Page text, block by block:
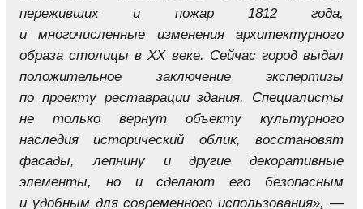
переживших и пожар 1812 года,
и многочисленные изменения архитектурного
образа столицы в ХХ веке. Сейчас город выдал
положительное заключение экспертизы
по проекту реставрации здания. Специалисты
не только вернут объекту культурного
наследия исторический облик, восстановят
фасады, лепнину и другие декоративные
элементы, но и сделают его безопасным
и удобным для современного использования», —